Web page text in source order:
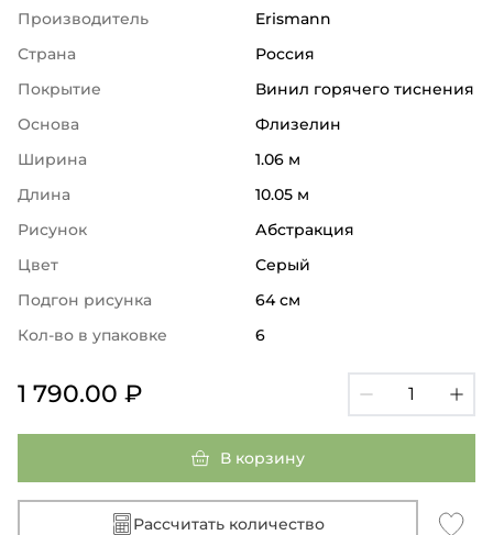
Производитель
Erismann
Страна
Россия
Покрытие
Винил горячего тиснения
Основа
Флизелин
Ширина
1.06 м
Длина
10.05 м
Рисунок
Абстракция
Цвет
Серый
Подгон рисунка
64 см
Кол-во в упаковке
6
1 790.00 ₽
В корзину
Рассчитать количество